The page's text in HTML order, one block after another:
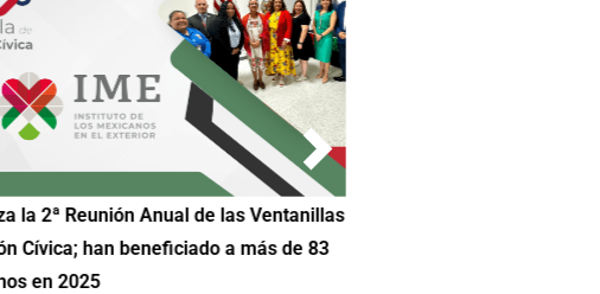
la 2ª Reunión Anual de las Ventanillas
Cívica; han beneficiado a más de 83
en 2025